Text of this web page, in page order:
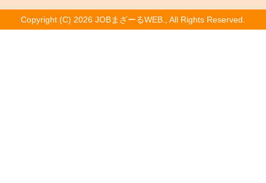
Copyright (C) 2026 JOBまざーるWEB., All Rights Reserved.